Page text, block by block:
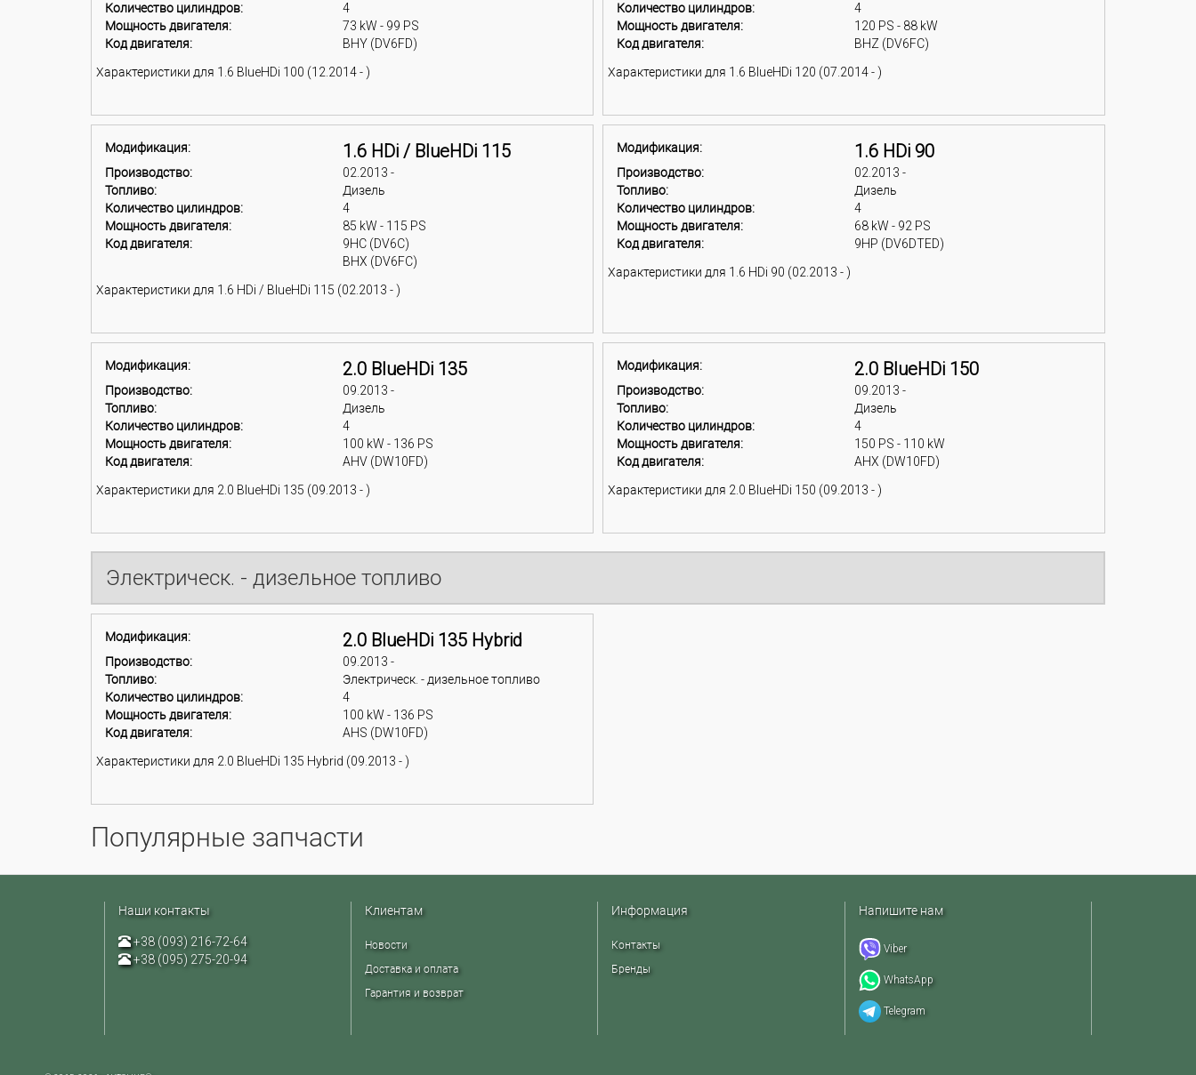
Количество цилиндров:
4
Мощность двигателя:
73 kW - 99 PS
Код двигателя:
BHY (DV6FD)
Характеристики для 1.6 BlueHDi 100 (12.2014 - )
Количество цилиндров:
4
Мощность двигателя:
120 PS - 88 kW
Код двигателя:
BHZ (DV6FC)
Характеристики для 1.6 BlueHDi 120 (07.2014 - )
Модификация: 1.6 HDi / BlueHDi 115
Производство:
02.2013 -
Топливо:
Дизель
Количество цилиндров:
4
Мощность двигателя:
85 kW - 115 PS
Код двигателя:
9HC (DV6C)
BHX (DV6FC)
Характеристики для 1.6 HDi / BlueHDi 115 (02.2013 - )
Модификация: 1.6 HDi 90
Производство:
02.2013 -
Топливо:
Дизель
Количество цилиндров:
4
Мощность двигателя:
68 kW - 92 PS
Код двигателя:
9HP (DV6DTED)
Характеристики для 1.6 HDi 90 (02.2013 - )
Модификация: 2.0 BlueHDi 135
Производство:
09.2013 -
Топливо:
Дизель
Количество цилиндров:
4
Мощность двигателя:
100 kW - 136 PS
Код двигателя:
AHV (DW10FD)
Характеристики для 2.0 BlueHDi 135 (09.2013 - )
Модификация: 2.0 BlueHDi 150
Производство:
09.2013 -
Топливо:
Дизель
Количество цилиндров:
4
Мощность двигателя:
150 PS - 110 kW
Код двигателя:
AHX (DW10FD)
Характеристики для 2.0 BlueHDi 150 (09.2013 - )
Электрическ. - дизельное топливо
Модификация: 2.0 BlueHDi 135 Hybrid
Производство:
09.2013 -
Топливо:
Электрическ. - дизельное топливо
Количество цилиндров:
4
Мощность двигателя:
100 kW - 136 PS
Код двигателя:
AHS (DW10FD)
Характеристики для 2.0 BlueHDi 135 Hybrid (09.2013 - )
Популярные запчасти
Наши контакты
+38 (093) 216-72-64
+38 (095) 275-20-94
Клиентам
Новости
Доставка и оплата
Гарантия и возврат
Информация
Контакты
Бренды
Напишите нам
Viber
WhatsApp
Telegram